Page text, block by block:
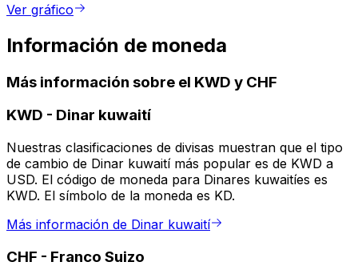
Ver gráfico
Información de moneda
Más información sobre el KWD y CHF
KWD - Dinar kuwaití
Nuestras clasificaciones de divisas muestran que el tipo
de cambio de Dinar kuwaití más popular es de KWD a
USD. El código de moneda para Dinares kuwaitíes es
KWD. El símbolo de la moneda es KD.
Más información de Dinar kuwaití
CHF - Franco Suizo